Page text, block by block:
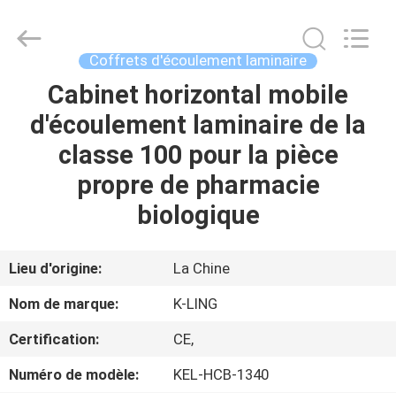
MAISON
À
PROPOS
DE
Technology
Company.
Coffrets d'écoulement laminaire
Cabinet horizontal mobile
d'écoulement laminaire de la
classe 100 pour la pièce
propre de pharmacie
biologique
Lieu d'origine:
La Chine
Nom de marque:
K-LING
Certification:
CE,
Numéro de modèle:
KEL-HCB-1340